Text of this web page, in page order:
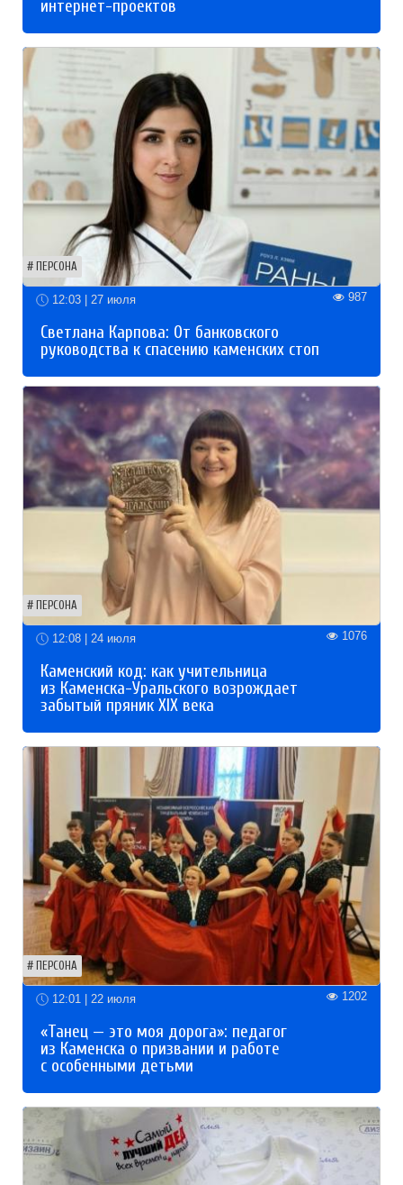
интернет-проектов
ПЕРСОНА
12:03 | 27 июля 987
Светлана Карпова: От банковского
руководства к спасению каменских стоп
ПЕРСОНА
12:08 | 24 июля 1076
Каменский код: как учительница
из Каменска-Уральского возрождает
забытый пряник XIX века
ПЕРСОНА
12:01 | 22 июля 1202
«Танец — это моя дорога»: педагог
из Каменска о призвании и работе
с особенными детьми